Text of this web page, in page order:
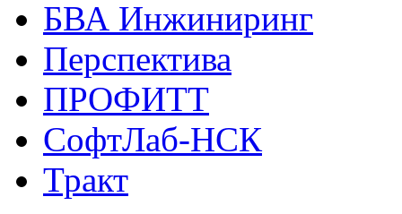
БВА Инжиниринг
Перспектива
ПРОФИТТ
СофтЛаб-НСК
Тракт